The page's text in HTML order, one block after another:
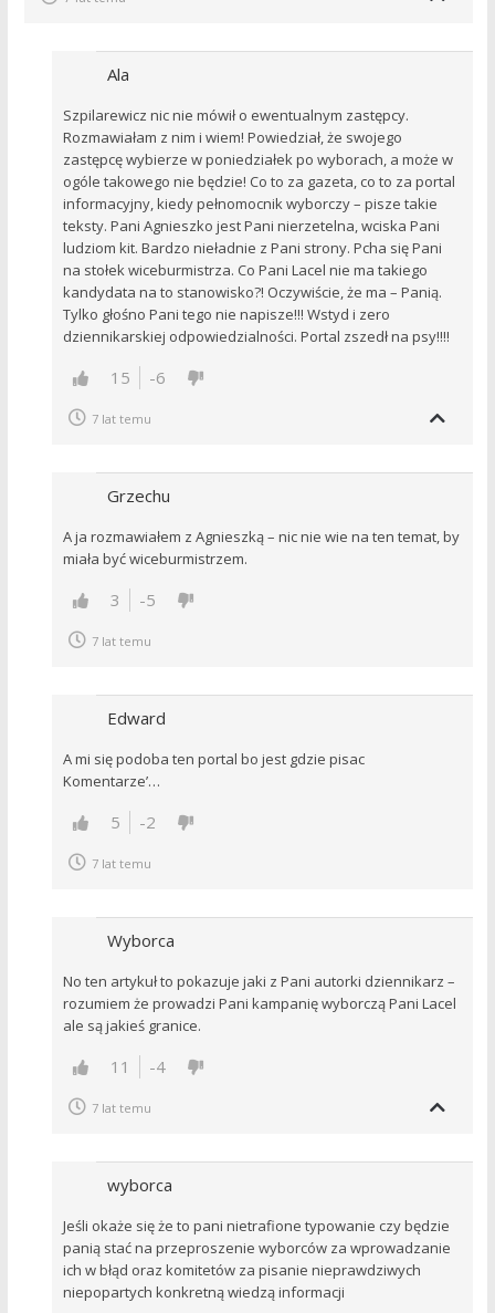
Ala
Szpilarewicz nic nie mówił o ewentualnym zastępcy.
Rozmawiałam z nim i wiem! Powiedział, że swojego
zastępcę wybierze w poniedziałek po wyborach, a może w
ogóle takowego nie będzie! Co to za gazeta, co to za portal
informacyjny, kiedy pełnomocnik wyborczy – pisze takie
teksty. Pani Agnieszko jest Pani nierzetelna, wciska Pani
ludziom kit. Bardzo nieładnie z Pani strony. Pcha się Pani
na stołek wiceburmistrza. Co Pani Lacel nie ma takiego
kandydata na to stanowisko?! Oczywiście, że ma – Panią.
Tylko głośno Pani tego nie napisze!!! Wstyd i zero
dziennikarskiej odpowiedzialności. Portal zszedł na psy!!!!
15 -6
7 lat temu
Grzechu
A ja rozmawiałem z Agnieszką – nic nie wie na ten temat, by
miała być wiceburmistrzem.
3 -5
7 lat temu
Edward
A mi się podoba ten portal bo jest gdzie pisac
Komentarze’…
5 -2
7 lat temu
Wyborca
No ten artykuł to pokazuje jaki z Pani autorki dziennikarz –
rozumiem że prowadzi Pani kampanię wyborczą Pani Lacel
ale są jakieś granice.
11 -4
7 lat temu
wyborca
Jeśli okaże się że to pani nietrafione typowanie czy będzie
panią stać na przeproszenie wyborców za wprowadzanie
ich w błąd oraz komitetów za pisanie nieprawdziwych
niepopartych konkretną wiedzą informacji